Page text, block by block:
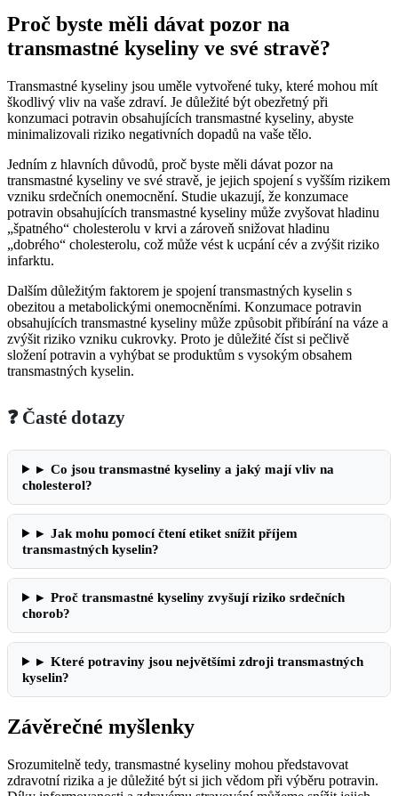
Proč byste měli dávat pozor na
transmastné kyseliny ve své stravě?
Transmastné kyseliny jsou uměle vytvořené tuky, které mohou mít
škodlivý vliv na vaše zdraví. Je důležité být obezřetný při
konzumaci potravin obsahujících transmastné kyseliny, abyste
minimalizovali riziko negativních dopadů na vaše tělo.
Jedním z hlavních důvodů, proč byste měli dávat pozor na
transmastné kyseliny ve své stravě, je jejich spojení s vyšším rizikem
vzniku srdečních onemocnění. Studie ukazují, že konzumace
potravin obsahujících transmastné kyseliny může zvyšovat hladinu
„špatného“ cholesterolu v krvi a zároveň snižovat hladinu
„dobrého“ cholesterolu, což může vést k ucpání cév a zvýšit riziko
infarktu.
Dalším důležitým faktorem je spojení transmastných kyselin s
obezitou a metabolickými onemocněními. Konzumace potravin
obsahujících transmastné kyseliny může způsobit přibírání na váze a
zvýšit riziko vzniku cukrovky. Proto je důležité číst si pečlivě
složení potravin a vyhýbat se produktům s vysokým obsahem
transmastných kyselin.
❓ Časté dotazy
▸ Co jsou transmastné kyseliny a jaký mají vliv na
cholesterol?
▸ Jak mohu pomocí čtení etiket snížit příjem
transmastných kyselin?
▸ Proč transmastné kyseliny zvyšují riziko srdečních
chorob?
▸ Které potraviny jsou největšími zdroji transmastných
kyselin?
Závěrečné myšlenky
Srozumitelně tedy, transmastné kyseliny mohou představovat
zdravotní rizika a je důležité být si jich vědom při výběru potravin.